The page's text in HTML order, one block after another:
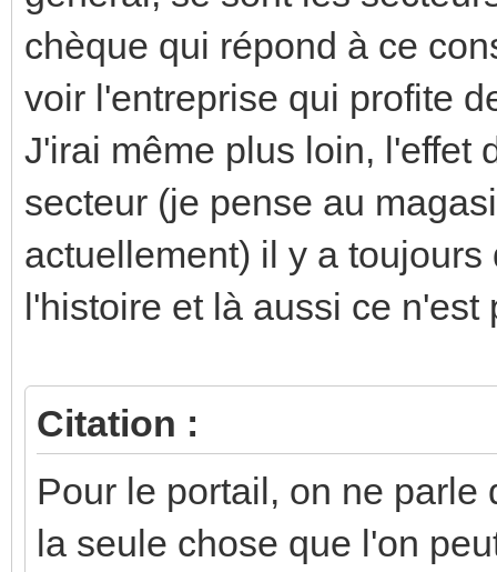
chèque qui répond à ce
voir l'entreprise qui profite
J'irai même plus loin, l'effet
secteur (je pense au
actuellement) il y a
l'histoire et là aussi ce
Citation :
Pour le portail, on ne parle
la seule chose que l'on